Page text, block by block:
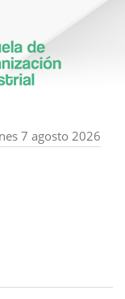
7 agosto 2026